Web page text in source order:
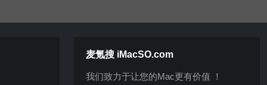
麦氪搜 iMacSO.com
我们致力于让您的Mac更有价值 ！